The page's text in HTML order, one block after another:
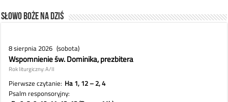
Słowo Boże na dziś